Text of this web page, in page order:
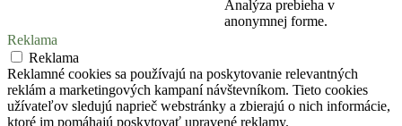
Analýza prebieha v
anonymnej forme.
Reklama
Reklama
Reklamné cookies sa používajú na poskytovanie relevantných
reklám a marketingových kampaní návštevníkom. Tieto cookies
užívateľov sledujú naprieč webstránky a zbierajú o nich informácie,
ktoré im pomáhajú poskytovať upravené reklamy.